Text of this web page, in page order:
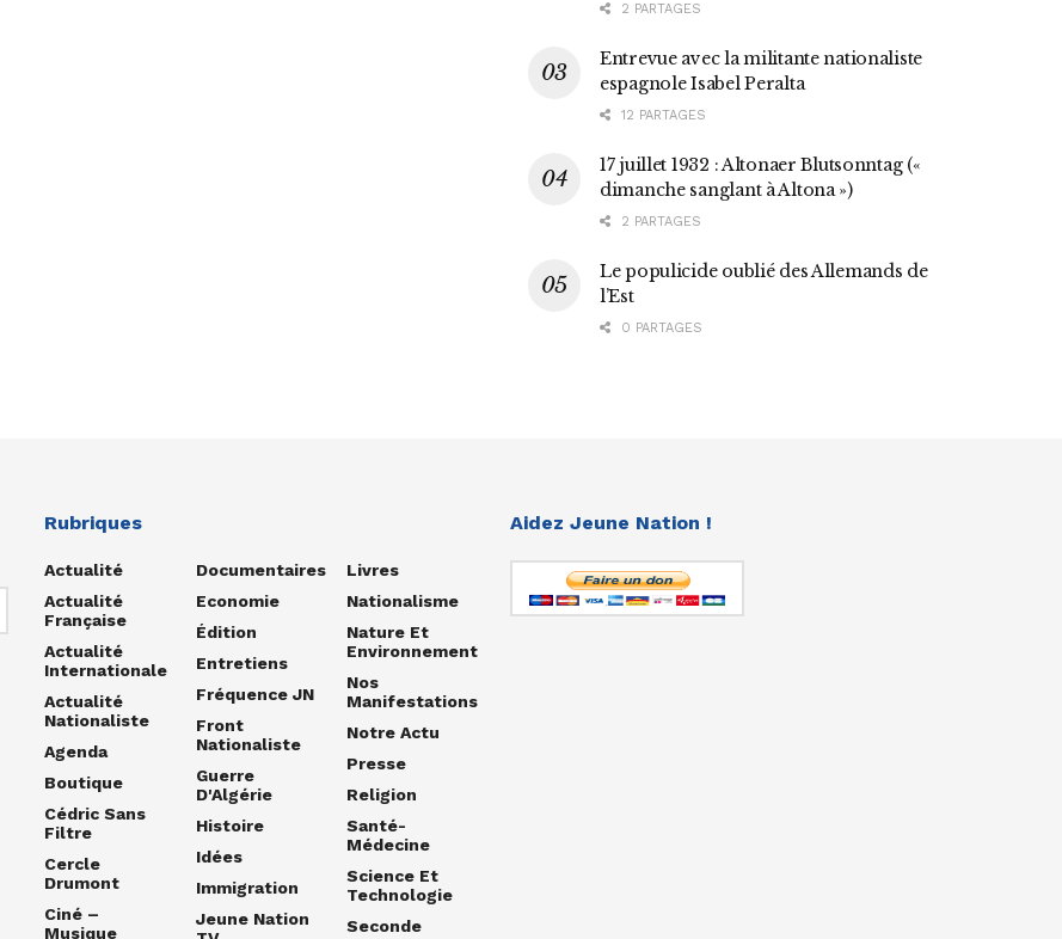
2 PARTAGES
Entrevue avec la militante nationaliste
espagnole Isabel Peralta
12 PARTAGES
17 juillet 1932 : Altonaer Blutsonntag («
dimanche sanglant à Altona »)
2 PARTAGES
Le populicide oublié des Allemands de
l’Est
0 PARTAGES
Rubriques
Actualité
Actualité
Française
Actualité
Internationale
Actualité
Nationaliste
Agenda
Boutique
Cédric Sans
Filtre
Cercle
Drumont
Ciné –
Musique
Documentaires
Economie
Édition
Entretiens
Fréquence JN
Front
Nationaliste
Guerre
D'Algérie
Histoire
Idées
Immigration
Jeune Nation
Livres
Nationalisme
Nature Et
Environnement
Nos
Manifestations
Notre Actu
Presse
Religion
Santé-
Médecine
Science Et
Technologie
Seconde
Aidez Jeune Nation !